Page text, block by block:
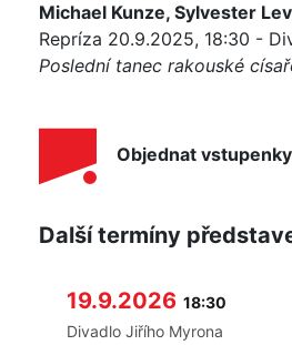
Michael Kunze, Sylvester
Repríza 20.9.2025, 18:30 -
Poslední tanec rakouské
Objednat vstupenky
Další termíny
19.9.2026 18:30
Divadlo Jiřího Myrona